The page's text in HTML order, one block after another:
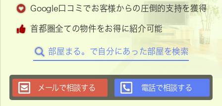
Google口コミでお客様からの圧倒的支持を獲得
首都圏全ての物件をお得に紹介可能
部屋まる。で自分にあった部屋を検索
メールで相談する 電話で相談する